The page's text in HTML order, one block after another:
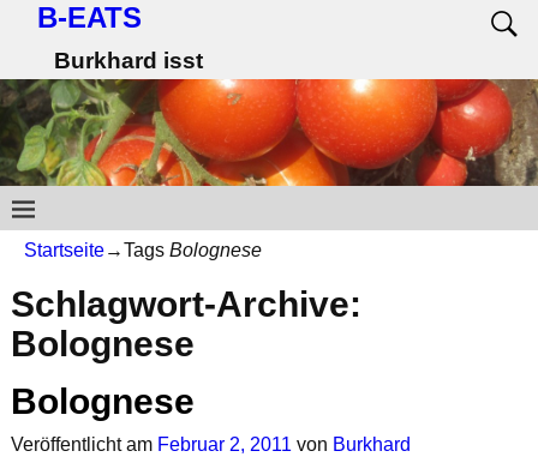
B-EATS
Burkhard isst
Startseite→Tags Bolognese
Schlagwort-Archive:
Bolognese
Bolognese
Veröffentlicht am Februar 2, 2011 von Burkhard